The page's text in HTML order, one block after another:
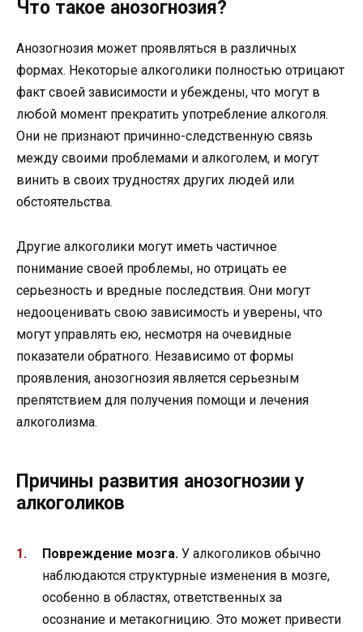
Что такое анозогнозия?
Анозогнозия может проявляться в различных
формах. Некоторые алкоголики полностью отрицают
факт своей зависимости и убеждены, что могут в
любой момент прекратить употребление алкоголя.
Они не признают причинно-следственную связь
между своими проблемами и алкоголем, и могут
винить в своих трудностях других людей или
обстоятельства.
Другие алкоголики могут иметь частичное
понимание своей проблемы, но отрицать ее
серьезность и вредные последствия. Они могут
недооценивать свою зависимость и уверены, что
могут управлять ею, несмотря на очевидные
показатели обратного. Независимо от формы
проявления, анозогнозия является серьезным
препятствием для получения помощи и лечения
алкоголизма.
Причины развития анозогнозии у
алкоголиков
Повреждение мозга. У алкоголиков обычно
наблюдаются структурные изменения в мозге,
особенно в областях, ответственных за
осознание и метакогницию. Это может привести